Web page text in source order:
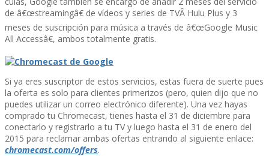
de â€œstreamingâ€ de ví­deos y series de TVÂ Hulu Plus y 3
meses de suscripción para música a través de â€œGoogle Music
All Accessâ€, ambos totalmente gratis.
Si ya eres suscriptor de estos servicios, estas fuera de suerte pues
la oferta es solo para clientes primerizos (pero, quien dijo que no
puedes utilizar un correo electrónico diferente). Una vez hayas
comprado tu Chromecast, tienes hasta el 31 de diciembre para
conectarlo y registrarlo a tu TV y luego hasta el 31 de enero del
2015 para reclamar ambas ofertas entrando al siguiente enlace:
chromecast.com/offers.